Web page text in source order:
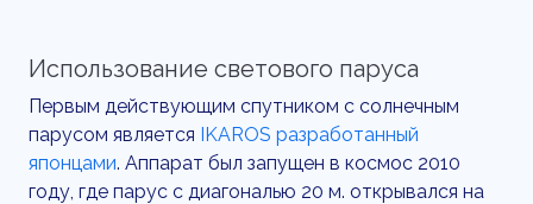
Использование светового паруса
Первым действующим спутником с солнечным
парусом является IKAROS разработанный
японцами. Аппарат был запущен в космос 2010
году, где парус с диагональю 20 м. открывался на